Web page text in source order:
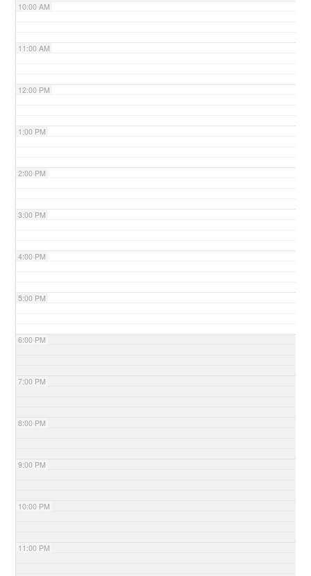
10:00 AM
11:00 AM
12:00 PM
1:00 PM
2:00 PM
3:00 PM
4:00 PM
5:00 PM
6:00 PM
7:00 PM
8:00 PM
9:00 PM
10:00 PM
11:00 PM